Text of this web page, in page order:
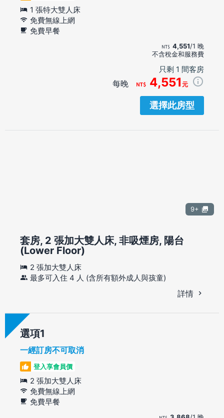
1 張特大雙人床
免費無線上網
免費早餐
4,551/1 晚
不含稅金和服務費
只剩 1 間客房
每晚 4,551 元
選擇此房型
9+
套房, 2 張加大雙人床, 非吸煙房, 陽台
(Lower Floor)
2 張加大雙人床
最多可入住 4 人 (含所有額外成人與孩童)
詳情
選項
一經訂房不可取消
登入享會員價
2 張加大雙人床
免費無線上網
免費早餐